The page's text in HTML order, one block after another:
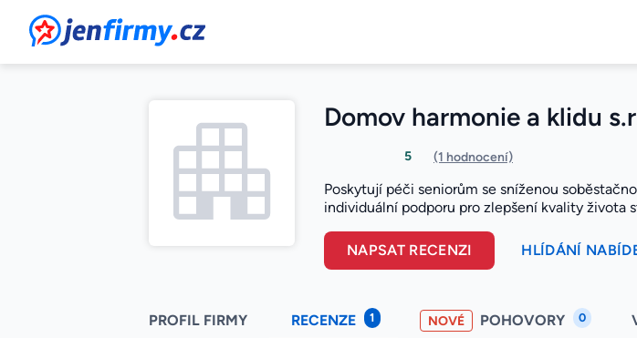
JenFirmy.cz
Domov harmonie a klidu
5 (1 hodnocení)
Poskytují péči seniorům se sníženou
individuální podporu pro zlepšení kvality života
NAPSAT RECENZI HLÍDÁNÍ
PROFIL FIRMY RECENZE 1 NOVÉ POHOVORY 0